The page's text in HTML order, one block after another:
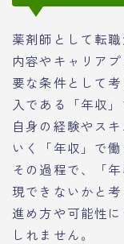
薬剤師として転
内容やキャリア
要な条件として
入である「年収
自身の経験やス
いく「年収」で
その過程で、「
現できないかと
進め方や可能性
しれません。